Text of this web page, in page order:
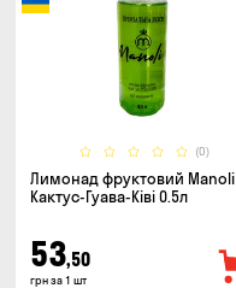
(0)
Лимонад фруктовий Manoli
Кактус-Гуава-Ківі 0.5л
53,50
грн за 1 шт